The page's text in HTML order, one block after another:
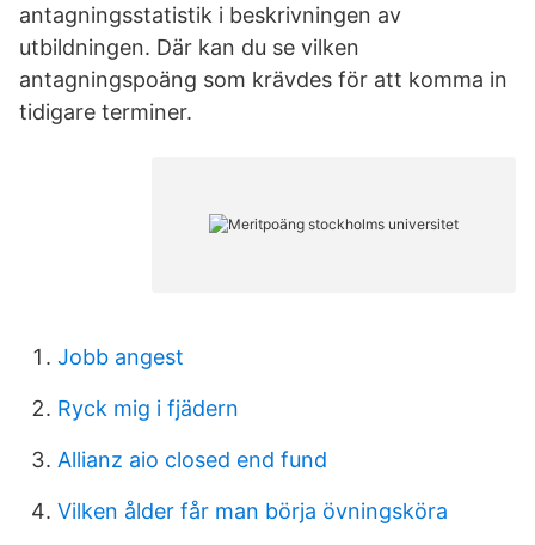
antagningsstatistik i beskrivningen av
utbildningen. Där kan du se vilken
antagningspoäng som krävdes för att komma in
tidigare terminer.
Jobb angest
Ryck mig i fjädern
Allianz aio closed end fund
Vilken ålder får man börja övningsköra